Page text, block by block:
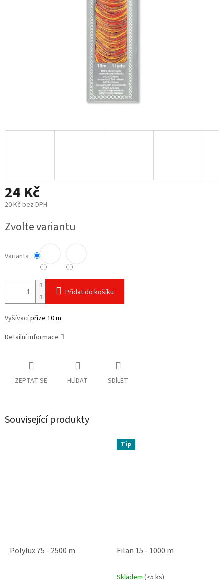
24 Kč
20 Kč bez DPH
cena:
Zvolte variantu
Varianta
Přidat do košíku
Vyšívacípříze 10 m
Detailní informace
ZEPTAT SE HLÍDAT SDÍLET
Související produkty
Polylux 75 - 2500 m
Tip
Filan 15 - 1000 m
Skladem (>5 ks)